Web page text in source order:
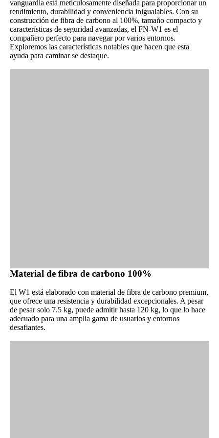
vanguardia está meticulosamente diseñada para proporcionar un
rendimiento, durabilidad y conveniencia inigualables. Con su
construcción de fibra de carbono al 100%, tamaño compacto y
características de seguridad avanzadas, el FN-W1 es el
compañero perfecto para navegar por varios entornos.
Exploremos las características notables que hacen que esta
ayuda para caminar se destaque.
Material de fibra de carbono 100%
El W1 está elaborado con material de fibra de carbono premium,
que ofrece una resistencia y durabilidad excepcionales. A pesar
de pesar solo 7.5 kg, puede admitir hasta 120 kg, lo que lo hace
adecuado para una amplia gama de usuarios y entornos
desafiantes.